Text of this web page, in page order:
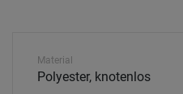
Material
Polyester, knotenlos